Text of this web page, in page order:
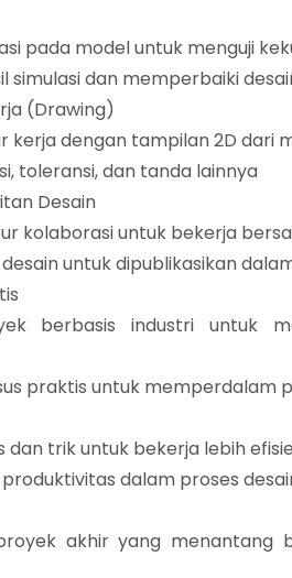
pada model untuk menguji
simulasi dan memperbaiki
(Drawing)
kerja dengan tampilan 2D dari
toleransi, dan tanda lainnya
Desain
kolaborasi untuk bekerja
untuk dipublikasikan
berbasis industri untuk
praktis untuk memperdalam
dan trik untuk bekerja lebih
dalam proses
akhir yang menantang